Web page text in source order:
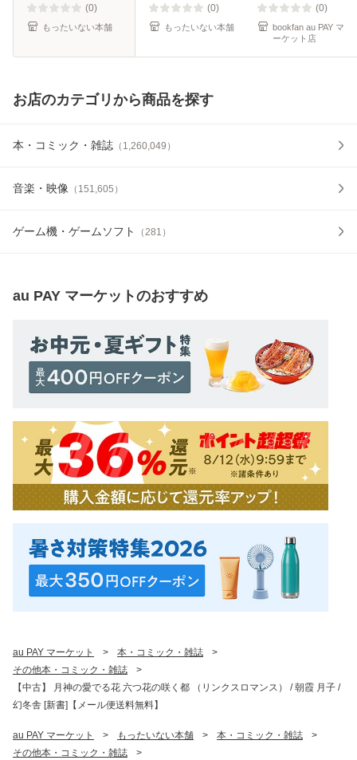
料】
(0)
もったいない本舗
(0)
もったいない本舗
(0)
bookfan au PAY マ
ーケット店
お店のカテゴリから商品を探す
本・コミック・雑誌 （ 1,260,049 ）
音楽・映像 （ 151,605 ）
ゲーム機・ゲームソフト （281 ）
au PAY マーケットのおすすめ
au PAY マーケット > 本・コミック・雑誌
>
その他本・コミック・雑誌
>
【中古】 月神の愛でる花 六つ花の咲く都 （リンクスロマンス） / 朝霞 月子 /
幻冬舎 [新書]【メール便送料無料】
au PAY マーケット > もったいない本舗 > 本・コミック・雑誌
>
その他本・コミック・雑誌
>